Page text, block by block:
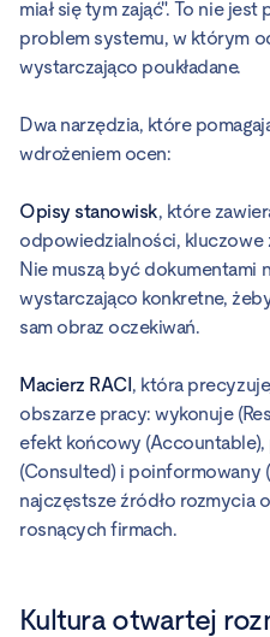
miał się tym zająć". To nie
problem systemu, w którym
wystarczająco poukładane.
Dwa narzędzia, które
wdrożeniem ocen:
Opisy stanowisk, które
odpowiedzialności, kluczowe
Nie muszą być dokumentami
wystarczająco konkretne,
sam obraz oczekiwań.
Macierz RACI, która
obszarze pracy: wykonuje
efekt końcowy
(Consulted) i poinformowany
najczęstsze źródło rozmycia
rosnących firmach.
Kultura otwartej